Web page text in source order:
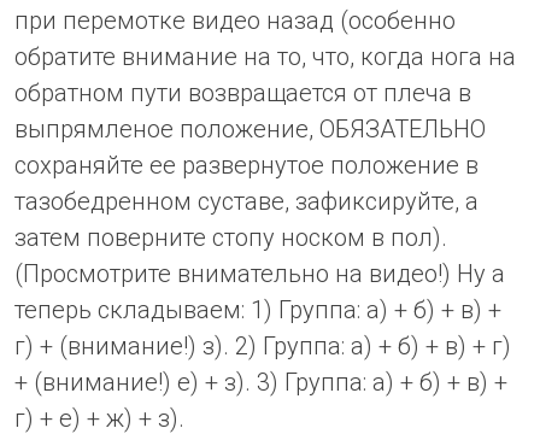
при перемотке видео назад (особенно
обратите внимание на то, что, когда нога на
обратном пути возвращается от плеча в
выпрямленое положение, ОБЯЗАТЕЛЬНО
сохраняйте ее развернутое положение в
тазобедренном суставе, зафиксируйте, а
затем поверните стопу носком в пол).
(Просмотрите внимательно на видео!) Ну а
теперь складываем: 1) Группа: а) + б) + в) +
г) + (внимание!) з). 2) Группа: а) + б) + в) + г)
+ (внимание!) е) + з). 3) Группа: а) + б) + в) +
г) + е) + ж) + з).